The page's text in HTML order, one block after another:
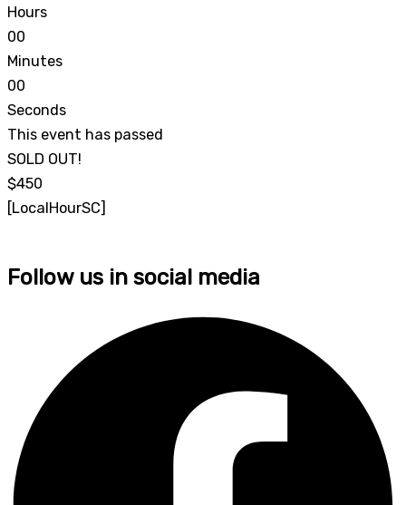
Hours
00
Minutes
00
Seconds
This event has passed
SOLD OUT!
$450
[LocalHourSC]
Follow us in social media